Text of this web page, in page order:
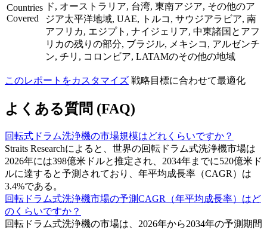
Countries
Covered
ド, オーストラリア, 台湾, 東南アジア, その他のア
ジア太平洋地域, UAE, トルコ, サウジアラビア, 南
アフリカ, エジプト, ナイジェリア, 中東諸国とアフ
リカの残りの部分, ブラジル, メキシコ, アルゼンチ
ン, チリ, コロンビア, LATAMのその他の地域
このレポートをカスタマイズ 戦略目標に合わせて最適化
よくある質問 (FAQ)
回転式ドラム洗浄機の市場規模はどれくらいですか？
Straits Researchによると、世界の回転ドラム式洗浄機市場は
2026年には398億米ドルと推定され、2034年までに520億米ド
ルに達すると予測されており、年平均成長率（CAGR）は
3.4%である。
回転ドラム式洗浄機市場の予測CAGR（年平均成長率）はど
のくらいですか？
回転ドラム式洗浄機の市場は、2026年から2034年の予測期間